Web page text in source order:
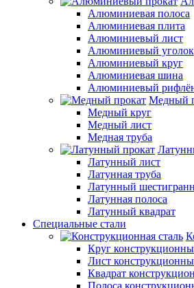
Алюминиевая полоса
Алюминиевая плита
Алюминиевый лист
Алюминиевый уголок
Алюминиевый круг
Алюминиевая шина
Алюминиевый
Медный
Медный круг
Медный лист
Медная труба
Латунный лист
Латунная труба
Латунный
Латунная полоса
Латунный квадрат
Специальные стали
Круг
Лист
Квадрат
Полоса